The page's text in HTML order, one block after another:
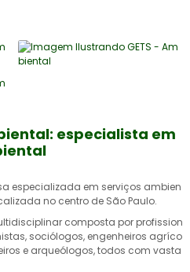
especialista em
especializada em serviços ambien
no centro de São Paulo.
composta por profission
sociólogos, engenheiros agríco
e arqueólogos, todos com vasta